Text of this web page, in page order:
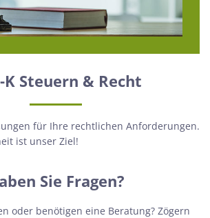
K Steuern & Recht
für Ihre rechtlichen Anforderungen.
ist unser Ziel!
Sie Fragen?
oder benötigen eine Beratung? Zögern